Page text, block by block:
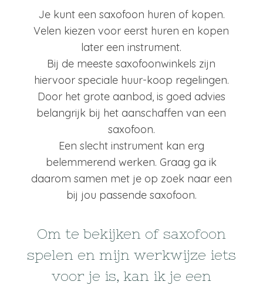
Je kunt een saxofoon huren of kopen.
Velen kiezen voor eerst huren en kopen
later een instrument.
Bij de meeste saxofoonwinkels zijn
hiervoor speciale huur-koop regelingen.
Door het grote aanbod, is goed advies
belangrijk bij het aanschaffen van een
saxofoon.
Een slecht instrument kan erg
belemmerend werken. Graag ga ik
daarom samen met je op zoek naar een
bij jou passende saxofoon.
Om te bekijken of saxofoon
spelen en mijn werkwijze iets
voor je is, kan ik je een